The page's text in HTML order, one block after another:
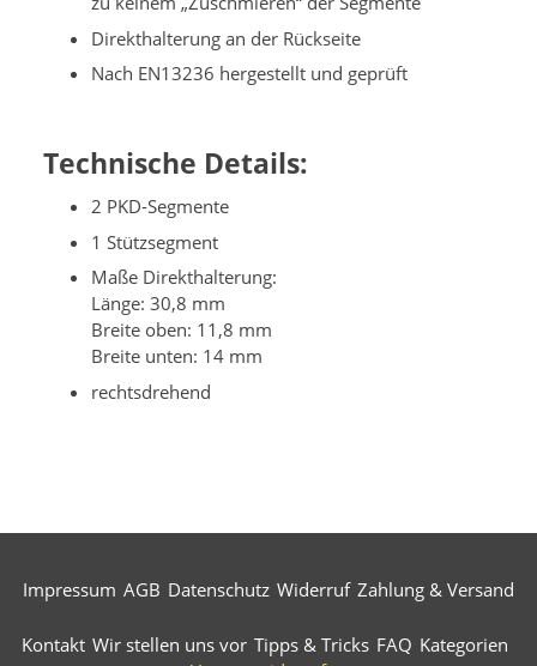
Direkthalterung an der Rückseite
Nach EN13236 hergestellt und geprüft
Technische Details:
2 PKD-Segmente
1 Stützsegment
Maße Direkthalterung:
Länge: 30,8 mm
Breite oben: 11,8 mm
Breite unten: 14 mm
rechtsdrehend
Impressum AGB Datenschutz Widerruf Zahlung & Versand
Kontakt Wir stellen uns vor Tipps & Tricks FAQ Kategorien